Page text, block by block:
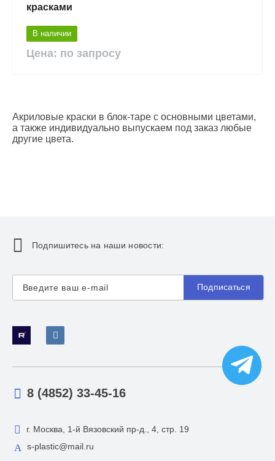
красками
В наличии
Цена: по запросу
Акриловые краски в блок-таре с основными цветами,
а также индивидуально выпускаем под заказ любые
другие цвета.
Подпишитесь на наши новости:
Подписаться
8 (4852) 33-45-16
г. Москва, 1-й Вязовский пр-д., 4, стр. 19
s-plastic@mail.ru